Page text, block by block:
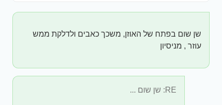
שן שום בפתח של האוזן, משכך כאבים ולדלקת ממש
עוזר , מניסיון
RE: שן שום ...